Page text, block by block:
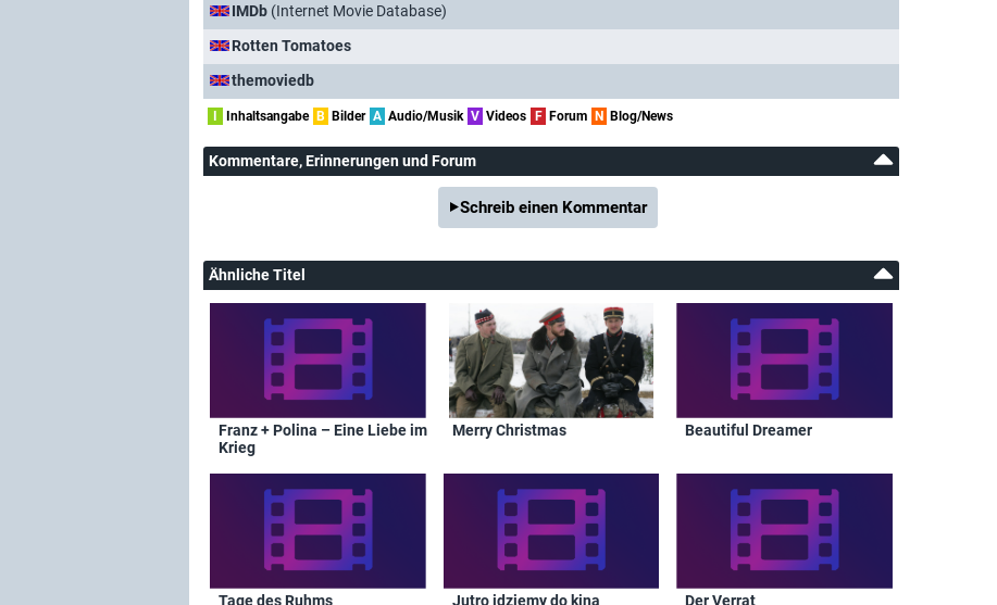
IMDb (Internet Movie Database)
Rotten Tomatoes
themoviedb
I Inhaltsangabe B Bilder A Audio/Musik V Videos F Forum N Blog/News
Kommentare, Erinnerungen und Forum
Schreib einen Kommentar
Ähnliche Titel
Franz + Polina – Eine Liebe im
Krieg
Merry Christmas Beautiful Dreamer
Tage des Ruhms Jutro idziemy do kina Der Verrat